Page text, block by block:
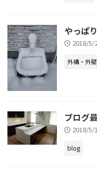
やっぱ
2018/5/
外構・外壁
ブログ
2018/5/
blog